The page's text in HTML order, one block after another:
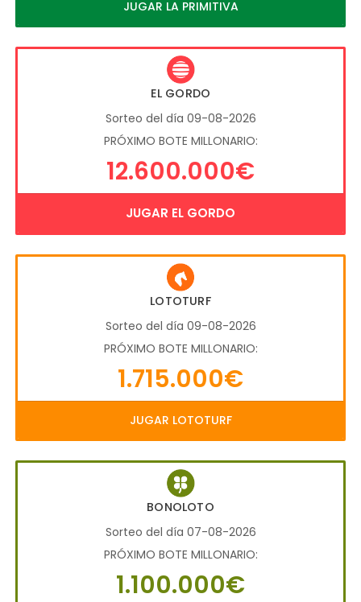
JUGAR LA PRIMITIVA
EL GORDO
Sorteo del día 09-08-2026
PRÓXIMO BOTE MILLONARIO:
12.600.000€
JUGAR EL GORDO
LOTOTURF
Sorteo del día 09-08-2026
PRÓXIMO BOTE MILLONARIO:
1.715.000€
JUGAR LOTOTURF
BONOLOTO
Sorteo del día 07-08-2026
PRÓXIMO BOTE MILLONARIO:
1.100.000€